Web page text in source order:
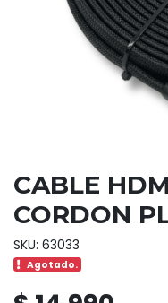
CABLE
CORDON
SKU: 63033
Agotado.